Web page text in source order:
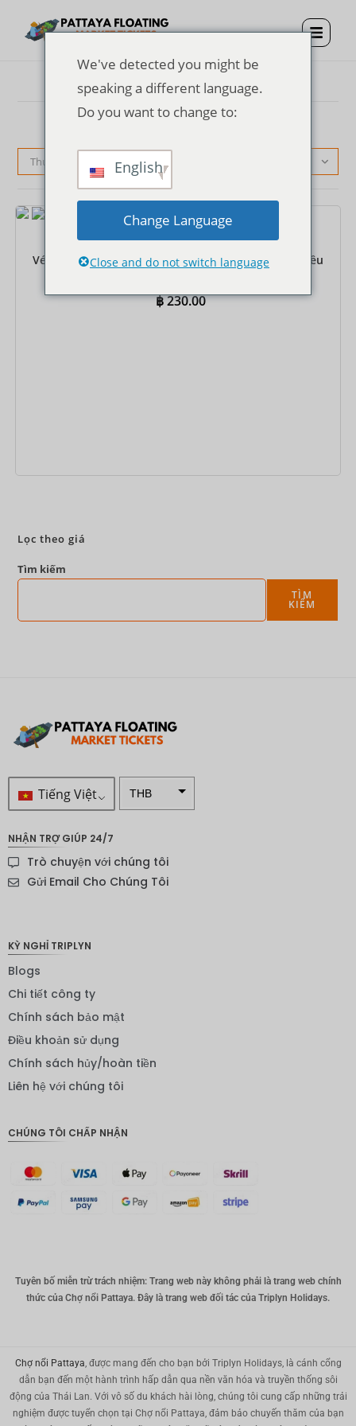
Thứ tự mặc định
Vé
Vé vào cửa Chợ nổi Pattaya + Thuyền chèo một chiều
฿230.00
Lọc theo giá
Tìm kiếm
TÌM
KIẾM
Tiếng Việt THB
Đô la
New
CHF
CAD
Nhân
dân tệ
MYR
PHP
Hồng
NHẬN TRỢ GIÚP 24/7
Trò chuyện với chúng tôi
Gửi Email Cho Chúng Tôi
KỲ NGHỈ TRIPLYN
Blogs
Chi tiết công ty
Chính sách bảo mật
Điều khoản sử dụng
Chính sách hủy/hoàn tiền
Liên hệ với chúng tôi
CHÚNG TÔI CHẤP NHẬN
Tuyên bố miễn trừ trách nhiệm: Trang web này không phải là trang web chính
thức của Chợ nổi Pattaya. Đây là trang web đối tác của Triplyn Holidays.
Chợ nổi Pattaya , được mang đến cho bạn bởi Triplyn Holidays, là cánh cổng
dẫn bạn đến một hành trình hấp dẫn qua nền văn hóa và truyền thống sôi
động của Thái Lan. Với vô số du khách hài lòng, chúng tôi cung cấp những trải
nghiệm được tuyển chọn tại Chợ nổi Pattaya, đảm bảo chuyến thăm của bạn
We've detected you might be
speaking a different language.
Do you want to change to:
English
Change Language
Close and do not switch language